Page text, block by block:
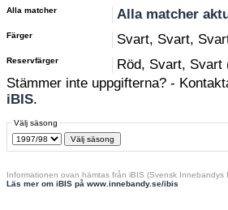
Alla matcher Alla matcher
Färger Svart, Svart,
Reservfärger
Röd, Svart, Svart
Stämmer inte uppgifterna? -
iBIS.
Välj säsong
Informationen ovan hämtas från iBIS (Svensk Innebandys
Läs mer om iBIS på www.innebandy.se/ibis